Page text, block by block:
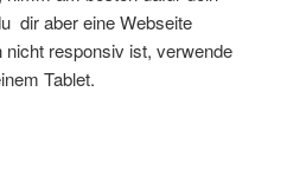
dir aber eine Webseite
responsiv ist, verwende
Tablet.